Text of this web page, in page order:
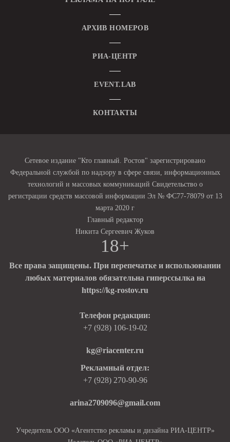
АРХИВ НОМЕРОВ
РИА-ЦЕНТР
EVENT.LAB
КОНТАКТЫ
Сетевое издание "Кто главный. Ростов" зарегистрировано
Федеральной службой по надзору в сфере связи, информационных
технологий и массовых коммуникаций Свидетельство о
регистрации средств массовой информации Эл № ФС77-78079 от 13
марта 2020 г
Главный редактор
Никита Сергеевич Жуков
18+
Все права защищены. При перепечатке и использовании
любых материалов обязательна гиперссылка на
https://kg-rostov.ru
Телефон редакции:
+7 (928) 106-19-02
kg@riacenter.ru
Рекламный отдел:
+7 (928) 270-90-96
arina2709096@gmail.com
Учредитель ООО «Агентство рекламы и дизайна РИА-ЦЕНТР»